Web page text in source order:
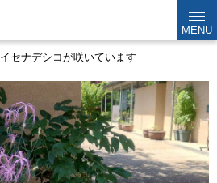
MENU
イセナデシコが咲いています